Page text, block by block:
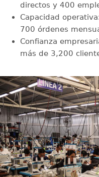
directos y 400
Capacidad
700 órdenes
Confianza
más de 3,200